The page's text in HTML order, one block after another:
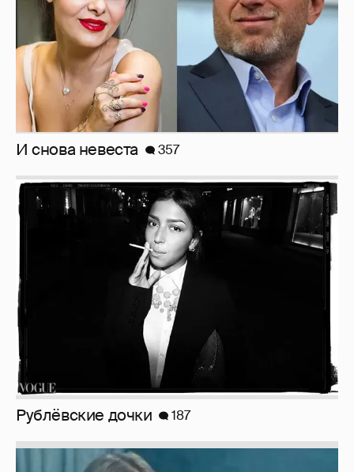
И снова невеста 357
Рублёвские дочки 187